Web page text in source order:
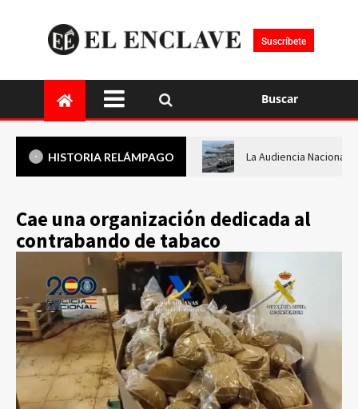
Suscríbete
Buscar
HISTORIA RELÁMPAGO La Audiencia Nacional
Cae una organización dedicada al
contrabando de tabaco